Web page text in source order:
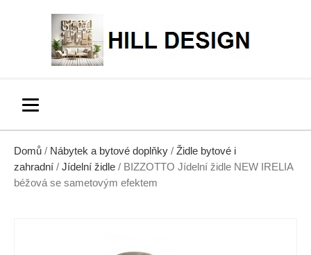
Domů / Nábytek a bytové doplňky / Židle bytové i
zahradní / Jídelní židle / BIZZOTTO Jídelní židle NEW IRELIA
béžová se sametovým efektem